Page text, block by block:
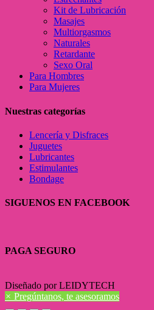
Kit de Lubricación
Masajes
Multiorgasmos
Naturales
Retardante
Sexo Oral
Para Hombres
Para Mujeres
Nuestras categorías
Lencería y Disfraces
Juguetes
Lubricantes
Estimulantes
Bondage
SIGUENOS EN FACEBOOK
PAGA SEGURO
Diseñado por LEIDYTECH
× Pregúntanos, te asesoramos